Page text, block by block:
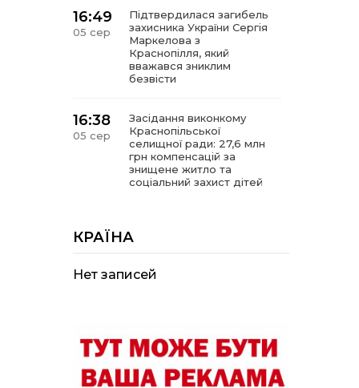
16:49
05 сер
Підтвердилася загибель
захисника України Сергія
Маркелова з
Краснопілля, який
вважався зниклим
безвісти
16:38
05 сер
Засідання виконкому
Краснопільської
селищної ради: 27,6 млн
грн компенсацій за
знищене житло та
соціальний захист дітей
05 сер
ворожими ударами: у
постраждала
можуть врятувати життя
під час обстрілу
КРАЇНА
Нет записей